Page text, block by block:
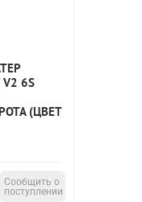
V2 6S
(ЦВЕТ
Сообщить о
поступлении